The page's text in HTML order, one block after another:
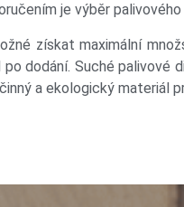
je výběr
získat maximální
po dodání. Suché palivové
a ekologický materiál